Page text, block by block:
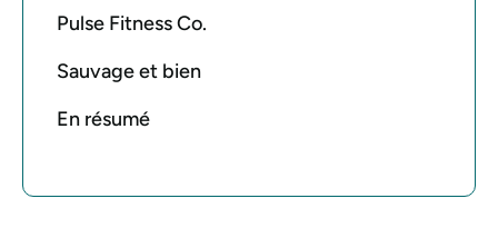
Pulse Fitness Co.
Sauvage et bien
En résumé